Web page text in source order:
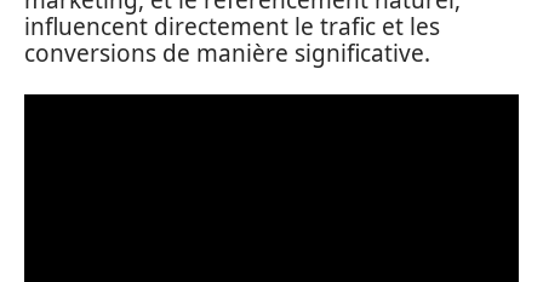
influencent directement le trafic et les
conversions de manière significative.